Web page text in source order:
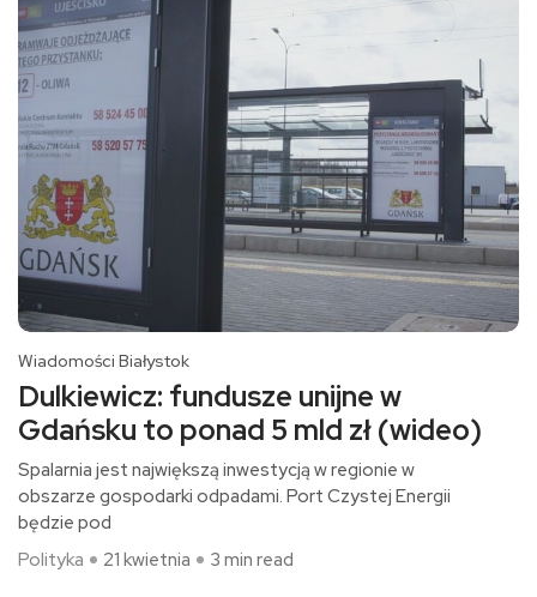
Wiadomości Białystok
Dulkiewicz: fundusze unijne w
Gdańsku to ponad 5 mld zł (wideo)
Spalarnia jest największą inwestycją w regionie w
obszarze gospodarki odpadami. Port Czystej Energii
będzie pod
Polityka
21 kwietnia 3 min read